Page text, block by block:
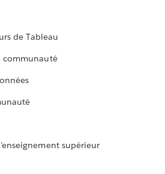
de Tableau
communauté
supérieur